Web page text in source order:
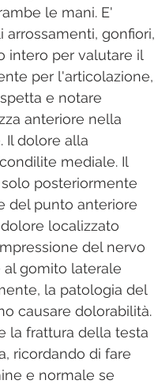
le mani. E'
gonfiori,
intero per valutare il
per l'articolazione,
e notare
anteriore nella
Il dolore alla
mediale. Il
posteriormente
del punto anteriore
localizzato
del nervo
al gomito laterale
la patologia del
causare dolorabilità.
la frattura della testa
ricordando di fare
e normale se